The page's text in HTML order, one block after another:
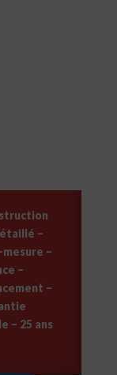
–
–
–
–
– 25 ans